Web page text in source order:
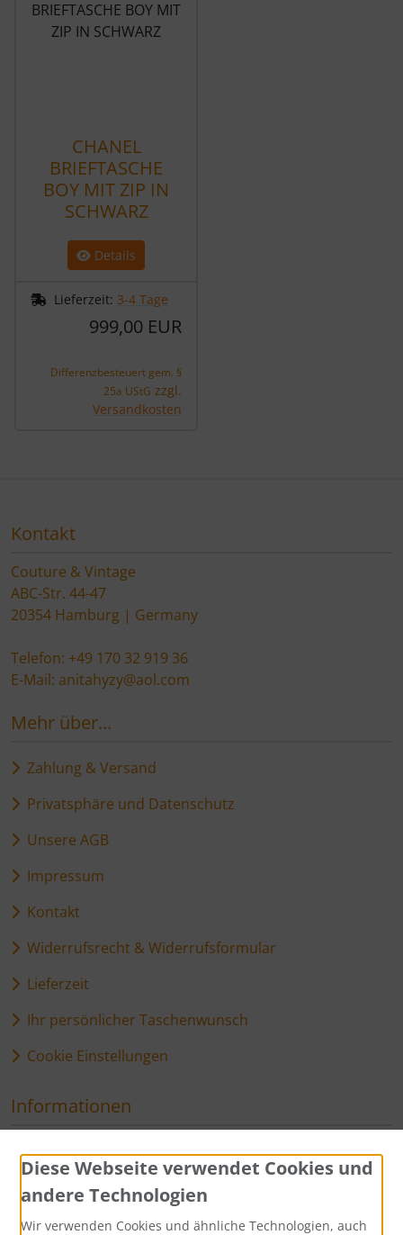
CHANEL
BRIEFTASCHE
BOY MIT ZIP IN
SCHWARZ
Details
Lieferzeit: 3-4 Tage
999,00 EUR
Differenzbesteuert gem. §
25a UStG zzgl.
Versandkosten
Kontakt
Couture & Vintage
ABC-Str. 44-47
20354 Hamburg | Germany
Telefon: +49 170 32 919 36
E-Mail: anitahyzy@aol.com
Mehr über...
Zahlung & Versand
Privatsphäre und Datenschutz
Unsere AGB
Impressum
Kontakt
Widerrufsrecht & Widerrufsformular
Lieferzeit
Ihr persönlicher Taschenwunsch
Cookie Einstellungen
Informationen
Sitemap
Zahlungsmethoden
Diese Webseite verwendet Cookies und
andere Technologien
Wir verwenden Cookies und ähnliche Technologien, auch